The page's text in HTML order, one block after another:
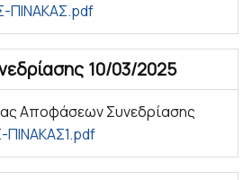
ΠΙΝΑΚΑΣ.pdf
10/03/2025
Αποφάσεων Συνεδρίασης
ΠΙΝΑΚΑΣ1.pdf